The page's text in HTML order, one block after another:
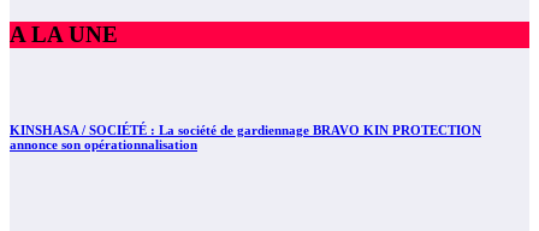
A LA UNE
KINSHASA / SOCIÉTÉ : La société de gardiennage BRAVO KIN PROTECTION
annonce son opérationnalisation